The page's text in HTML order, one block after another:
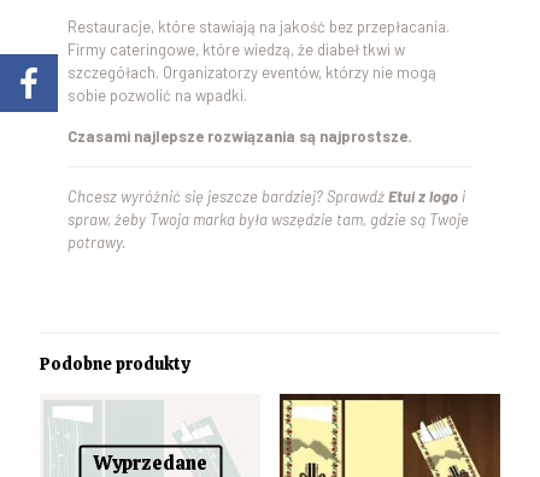
Restauracje, które stawiają na jakość bez przepłacania.
Firmy cateringowe, które wiedzą, że diabeł tkwi w
szczegółach. Organizatorzy eventów, którzy nie mogą
sobie pozwolić na wpadki.
Czasami najlepsze rozwiązania są najprostsze.
Chcesz wyróżnić się jeszcze bardziej? SprawdźEtui z logo i
spraw, żeby Twoja marka była wszędzie tam, gdzie są Twoje
potrawy.
Podobne produkty
Wyprzedane